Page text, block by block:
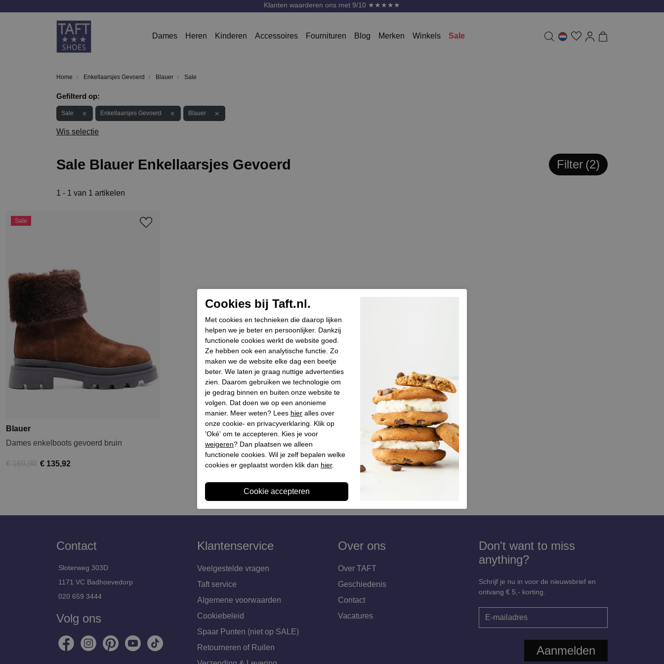
Klanten waarderen ons met 9/10 ★★★★★
Dames Heren Kinderen Accessoires Fournituren Blog Merken Winkels Sale
Home Enkellaarsjes Gevoerd Blauer Sale
Gefilterd op:
Sale Enkellaarsjes Gevoerd Blauer
Wis selectie
Sale Blauer Enkellaarsjes Gevoerd Filter 2
1 - 1 van 1 artikelen
Sale
Blauer
Dames enkelboots gevoerd bruin
€ 169,90 € 135,92
Contact
Sloterweg 303D
1171 VC Badhoevedorp
020 659 3444
Volg ons
Klantenservice
Veelgestelde vragen
Taft service
Algemene voorwaarden
Cookiebeleid
Spaar Punten (niet op SALE)
Retourneren of Ruilen
Over ons
Over TAFT
Geschiedenis
Contact
Vacatures
Don't want to miss
anything?
Schrijf je nu in voor de nieuwsbrief en
ontvang € 5,- korting.
Aanmelden
Cookies bij Taft.nl.
Met cookies en technieken die daarop lijken
helpen we je beter en persoonlijker. Dankzij
functionele cookies werkt de website goed.
Ze hebben ook een analytische functie. Zo
maken we de website elke dag een beetje
beter. We laten je graag nuttige advertenties
zien. Daarom gebruiken we technologie om
je gedrag binnen en buiten onze website te
volgen. Dat doen we op een anonieme
manier. Meer weten? Lees hier alles over
onze cookie- en privacyverklaring. Klik op
'Oké' om te accepteren. Kies je voor
weigeren? Dan plaatsen we alleen
functionele cookies. Wil je zelf bepalen welke
cookies er geplaatst worden klik dan hier.